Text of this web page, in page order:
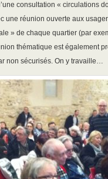
consultation « circulations
une réunion ouverte aux
» de chaque quartier (par
thématique est également
non sécurisés. On y travaille…